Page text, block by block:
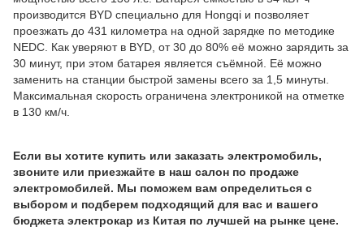
производится BYD специально для Hongqi и позволяет
проезжать до 431 километра на одной зарядке по методике
NEDC. Как уверяют в BYD, от 30 до 80% её можно зарядить за
30 минут, при этом батарея является съёмной. Её можно
заменить на станции быстрой замены всего за 1,5 минуты.
Максимальная скорость ограничена электроникой на отметке
в 130 км/ч.
Если вы хотите купить или заказать электромобиль,
звоните или приезжайте в наш салон по продаже
электромобилей. Мы поможем вам определиться с
выбором и подберем подходящий для вас и вашего
бюджета электрокар из Китая по лучшей на рынке цене.